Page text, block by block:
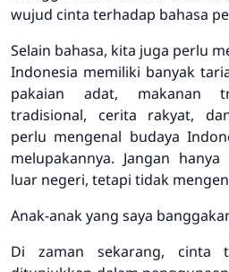
wujud cinta terhadap bahasa
Selain bahasa, kita juga perlu
Indonesia memiliki banyak
pakaian adat, makanan
tradisional, cerita rakyat,
perlu mengenal budaya
melupakannya. Jangan
luar negeri, tetapi tidak
Anak-anak yang saya
Di zaman sekarang, cinta